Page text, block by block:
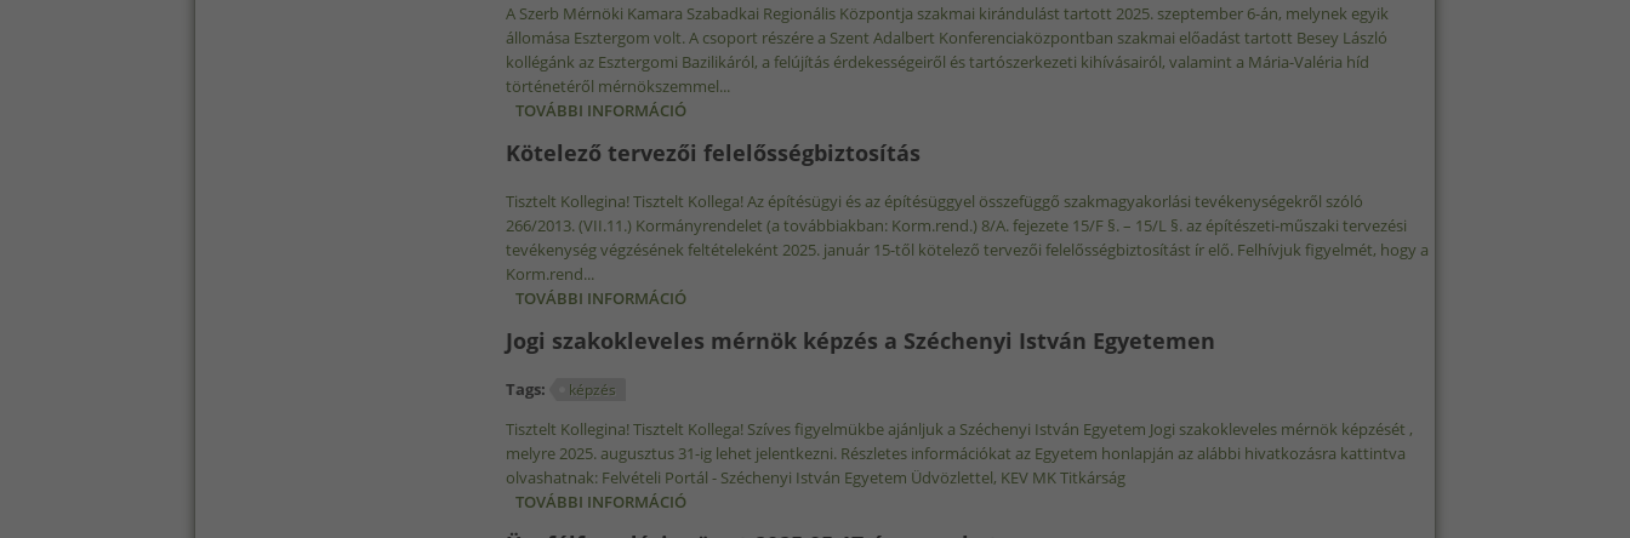
A Szerb Mérnöki Kamara Szabadkai Regionális Központja szakmai kirándulást tartott 2025. szeptember 6-án, melynek egyik
állomása Esztergom volt. A csoport részére a Szent Adalbert Konferenciaközpontban szakmai előadást tartott Besey László
kollégánk az Esztergomi Bazilikáról, a felújítás érdekességeiről és tartószerkezeti kihívásairól, valamint a Mária-Valéria híd
történetéről mérnökszemmel...
TOVÁBBI INFORMÁCIÓESZTERGOMBAN VOLT A SZERB MÉRNÖKI KAMARA SZABADKAI REGIONÁLIS KÖZPONT SZAKMAI KIRÁNDULÁSÁNAK EGYIK
Kötelező tervezői felelősségbiztosítás
Tisztelt Kollegina! Tisztelt Kollega! Az építésügyi és az építésüggyel összefüggő szakmagyakorlási tevékenységekről szóló
266/2013. (VII.11.) Kormányrendelet (a továbbiakban: Korm.rend.) 8/A. fejezete 15/F §. – 15/L §. az építészeti-műszaki tervezési
tevékenység végzésének feltételeként 2025. január 15-től kötelező tervezői felelősségbiztosítást ír elő. Felhívjuk figyelmét, hogy a
Korm.rend...
TOVÁBBI INFORMÁCIÓKÖTELEZŐ TERVEZŐI FELELŐSSÉGBIZTOSÍTÁS TARTALOMMAL KAPCSOLATOSAN
Jogi szakokleveles mérnök képzés a Széchenyi István Egyetemen
Tags: képzés
Tisztelt Kollegina! Tisztelt Kollega! Szíves figyelmükbe ajánljuk a Széchenyi István Egyetem Jogi szakokleveles mérnök képzését ,
melyre 2025. augusztus 31-ig lehet jelentkezni. Részletes információkat az Egyetem honlapján az alábbi hivatkozásra kattintva
olvashatnak: Felvételi Portál - Széchenyi István Egyetem Üdvözlettel, KEV MK Titkárság
TOVÁBBI INFORMÁCIÓJOGI SZAKOKLEVELES MÉRNÖK KÉPZÉS A SZÉCHENYI ISTVÁN EGYETEMEN TARTALOMMAL KAPCSOLATOSAN